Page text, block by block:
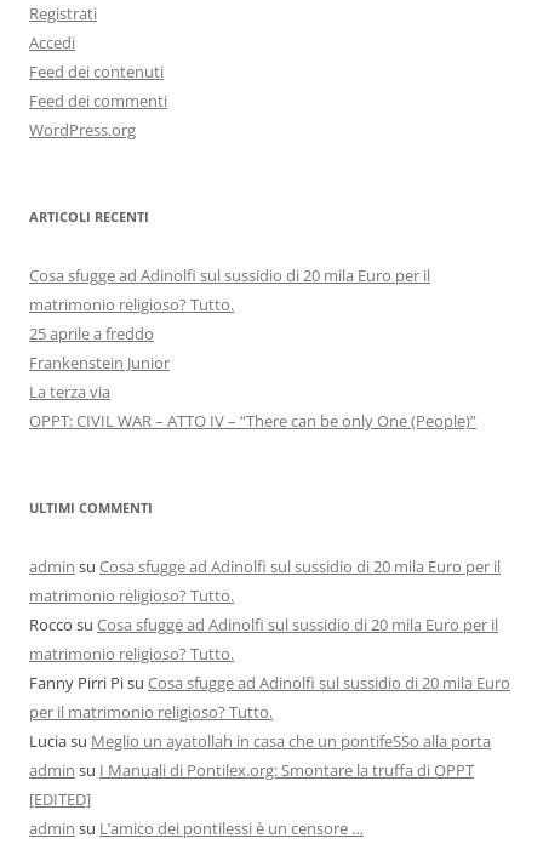
Registrati
Accedi
Feed dei contenuti
Feed dei commenti
WordPress.org
ARTICOLI RECENTI
Cosa sfugge ad Adinolfi sul sussidio di 20 mila Euro per il
matrimonio religioso? Tutto.
25 aprile a freddo
Frankenstein Junior
La terza via
OPPT: CIVIL WAR – ATTO IV – “There can be only One (People)”
ULTIMI COMMENTI
admin su Cosa sfugge ad Adinolfi sul sussidio di 20 mila Euro per il
matrimonio religioso? Tutto.
Rocco su Cosa sfugge ad Adinolfi sul sussidio di 20 mila Euro per il
matrimonio religioso? Tutto.
Fanny Pirri Pisu Cosa sfugge ad Adinolfi sul sussidio di 20 mila Euro
per il matrimonio religioso? Tutto.
Luciasu Meglio un ayatollah in casa che un pontifeSSo alla porta
admin su I Manuali di Pontilex.org: Smontare la truffa di OPPT
[EDITED]
admin su L’amico dei pontilessi è un censore …